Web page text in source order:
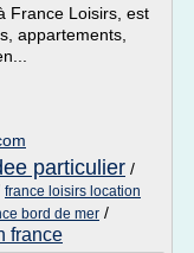
France Loisirs, est
appartements,
particulier /
france loisirs location
bord de mer /
france